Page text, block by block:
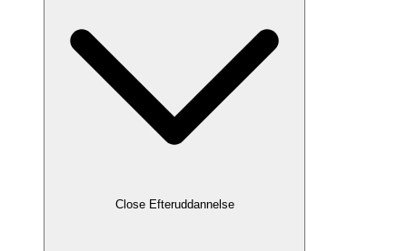
Close Efteruddannelse